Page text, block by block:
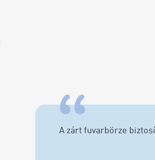
A zárt fuvarbörze